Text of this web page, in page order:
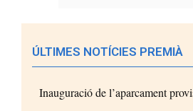
ÚLTIMES NOTÍCIES PREMIÀ
Inauguració de l’aparcament